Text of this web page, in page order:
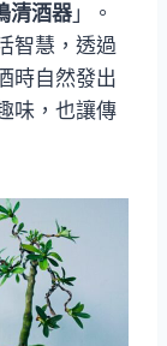
清酒器」。
智慧，透過
時自然發出
味，也讓傳